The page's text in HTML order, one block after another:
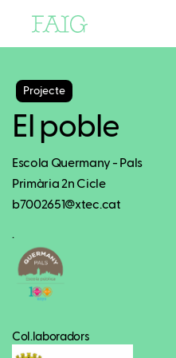
Projecte
El poble
Escola Quermany - Pals
Primària 2n Cicle
b7002651@xtec.cat
.
Col.laboradors